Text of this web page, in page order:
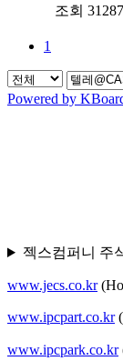
조회 31287
1
Powered by
젝스컴퍼니 주
www.jecs.co.kr
www.ipcpart.co.kr(
www.ipcpark.co.kr